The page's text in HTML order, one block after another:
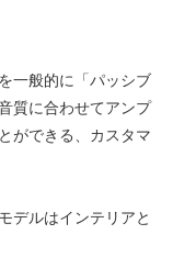
一般的に「パッシブ
質に合わせてアンプ
ができる、カスタマ
デルはインテリアと